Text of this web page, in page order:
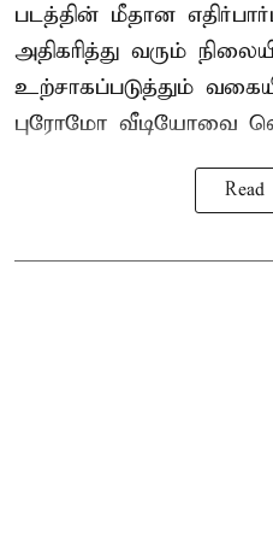
படத்தின் மீதான
அதிகரித்து வரும்
உற்சாகப்படுத்தும்
புரோமோ வீடியோவை
Read